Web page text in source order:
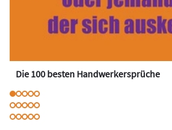
Die 100 besten Handwerkersprüche